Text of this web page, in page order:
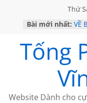
Thứ
Bài mới nhất: VỀ
SÁCH
Tống
Website Dành cho